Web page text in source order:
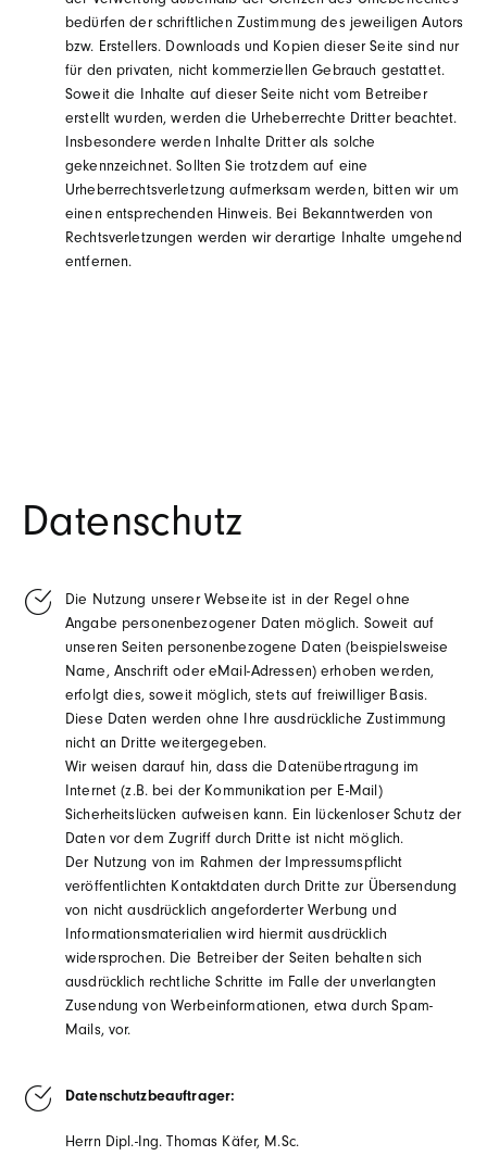
bedürfen der schriftlichen Zustimmung des jeweiligen Autors
bzw. Erstellers. Downloads und Kopien dieser Seite sind nur
für den privaten, nicht kommerziellen Gebrauch gestattet.
Soweit die Inhalte auf dieser Seite nicht vom Betreiber
erstellt wurden, werden die Urheberrechte Dritter beachtet.
Insbesondere werden Inhalte Dritter als solche
gekennzeichnet. Sollten Sie trotzdem auf eine
Urheberrechtsverletzung aufmerksam werden, bitten wir um
einen entsprechenden Hinweis. Bei Bekanntwerden von
Rechtsverletzungen werden wir derartige Inhalte umgehend
entfernen.
Datenschutz
Die Nutzung unserer Webseite ist in der Regel ohne
Angabe personenbezogener Daten möglich. Soweit auf
unseren Seiten personenbezogene Daten (beispielsweise
Name, Anschrift oder eMail-Adressen) erhoben werden,
erfolgt dies, soweit möglich, stets auf freiwilliger Basis.
Diese Daten werden ohne Ihre ausdrückliche Zustimmung
nicht an Dritte weitergegeben.
Wir weisen darauf hin, dass die Datenübertragung im
Internet (z.B. bei der Kommunikation per E-Mail)
Sicherheitslücken aufweisen kann. Ein lückenloser Schutz der
Daten vor dem Zugriff durch Dritte ist nicht möglich.
Der Nutzung von im Rahmen der Impressumspflicht
veröffentlichten Kontaktdaten durch Dritte zur Übersendung
von nicht ausdrücklich angeforderter Werbung und
Informationsmaterialien wird hiermit ausdrücklich
widersprochen. Die Betreiber der Seiten behalten sich
ausdrücklich rechtliche Schritte im Falle der unverlangten
Zusendung von Werbeinformationen, etwa durch Spam-
Mails, vor.
Datenschutzbeauftrager:
Herrn Dipl.-Ing. Thomas Käfer, M.Sc.